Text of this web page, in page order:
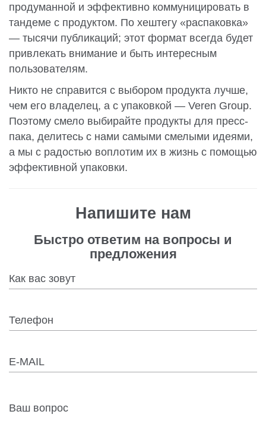
продуманной и эффективно коммуницировать в
тандеме с продуктом. По хештегу «распаковка»
— тысячи публикаций; этот формат всегда будет
привлекать внимание и быть интересным
пользователям.
Никто не справится с выбором продукта лучше,
чем его владелец, а с упаковкой — Veren Group.
Поэтому смело выбирайте продукты для пресс-
пака, делитесь с нами самыми смелыми идеями,
а мы с радостью воплотим их в жизнь с помощью
эффективной упаковки.
Напишите нам
Быстро ответим на вопросы и
предложения